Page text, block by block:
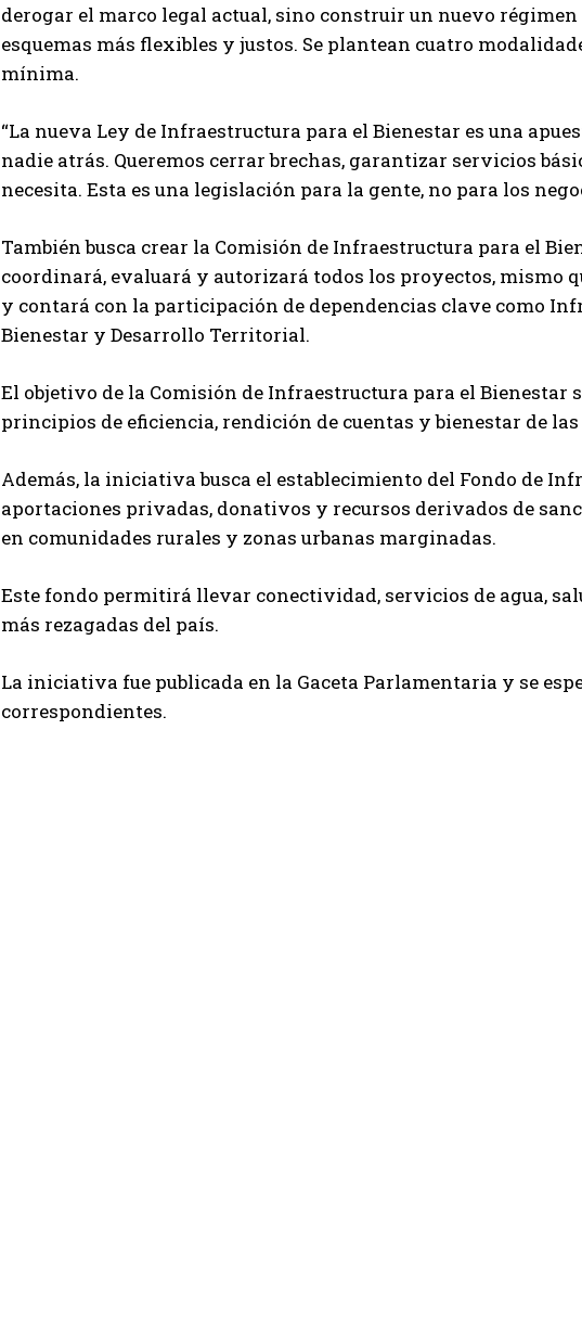
derogar el marco legal actual, sino construir un nuevo
esquemas más flexibles y justos. Se plantean cuatro
mínima.
“La nueva Ley de Infraestructura para el Bienestar es una
nadie atrás. Queremos cerrar brechas, garantizar servicios
necesita. Esta es una legislación para la gente, no para los
También busca crear la Comisión de Infraestructura para el
coordinará, evaluará y autorizará todos los proyectos, mismo
y contará con la participación de dependencias clave como
Bienestar y Desarrollo Territorial.
El objetivo de la Comisión de Infraestructura para el Bienestar
principios de eficiencia, rendición de cuentas y bienestar de
Además, la iniciativa busca el establecimiento del Fondo de
aportaciones privadas, donativos y recursos derivados de
en comunidades rurales y zonas urbanas marginadas.
Este fondo permitirá llevar conectividad, servicios de agua,
más rezagadas del país.
La iniciativa fue publicada en la Gaceta Parlamentaria y se
correspondientes.